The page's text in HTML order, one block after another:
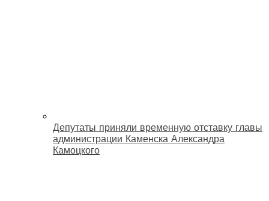
Депутаты приняли временную отставку главы
администрации Каменска Александра
Камоцкого